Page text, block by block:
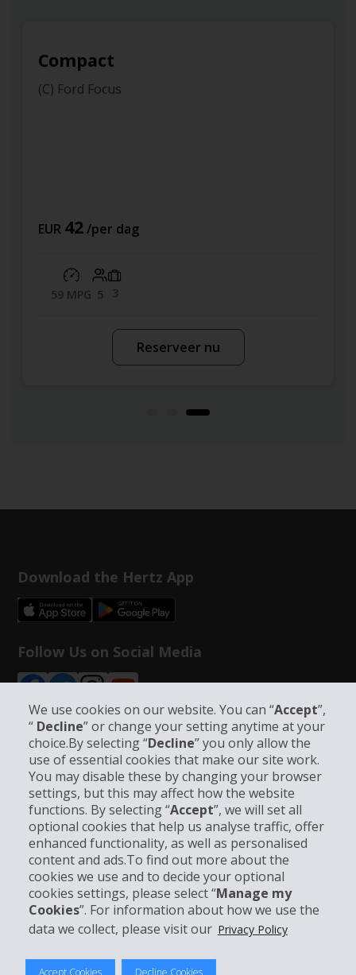
We use cookies on our website. You can “Accept”,
“ Decline” or change your setting anytime at your
choice.By selecting “Decline” you only allow the
use of essential cookies that make our site work.
You may disable these by changing your browser
settings, but this may affect how the website
functions. By selecting “Accept”, we will set all
optional cookies that help us analyse traffic, offer
enhanced functionality, as well as personalised
content and ads.To find out more about the
cookies we use and to decide your optional
cookies settings, please select “Manage my
Cookies”. For information about how we use the
data we collect, please visit our Privacy Policy
Accept Cookies Decline Cookies
Compact
(C) Ford Focus
EUR 42/per dag
59 MPG 5 3
Reserveer nu
Download the Hertz App
Follow Us on Social Media
Bedrijfsinformatie
Bedrijf
Klantenservice
Boek bij Hertz
© 2026 The Hertz System, Inc.